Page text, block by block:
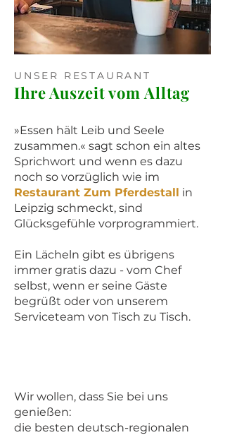
UNSER RESTAURANT
Ihre Auszeit vom Alltag
»Essen hält Leib und Seele
zusammen.« sagt schon ein altes
Sprichwort und wenn es dazu
noch so vorzüglich wie im
Restaurant Zum Pferdestall in
Leipzig schmeckt, sind
Glücksgefühle vorprogrammiert.
Ein Lächeln gibt es übrigens
immer gratis dazu - vom Chef
selbst, wenn er seine Gäste
begrüßt oder von unserem
Serviceteam von Tisch zu Tisch.
Wir wollen, dass Sie bei uns
genießen:
die besten deutsch-regionalen